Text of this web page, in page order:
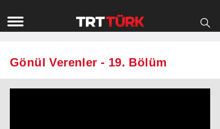
Gönül Verenler - 19. Bölüm